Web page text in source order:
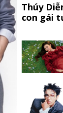
Thúy
con gái